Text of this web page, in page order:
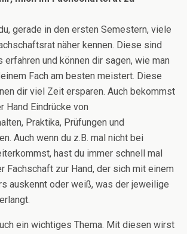
gerade in den ersten Semestern, viele
näher kennen. Diese sind
und können dir sagen, wie man
Fach am besten meistert. Diese
dir viel Zeit ersparen. Auch bekommst
Hand Eindrücke von
Praktika, Prüfungen und
Auch wenn du z.B. mal nicht bei
hast du immer schnell mal
Fachschaft zur Hand, der sich mit einem
auskennt oder weiß, was der jeweilige
ein wichtiges Thema. Mit diesen wirst